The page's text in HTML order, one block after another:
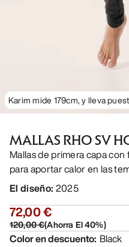
Karim mide 179cm, y lleva
MALLAS RHO SV
Mallas de primera capa
para aportar calor en las
El diseño: 2025
72,00 €
120,00 €(Ahorra El40%)
Color en descuento: Black